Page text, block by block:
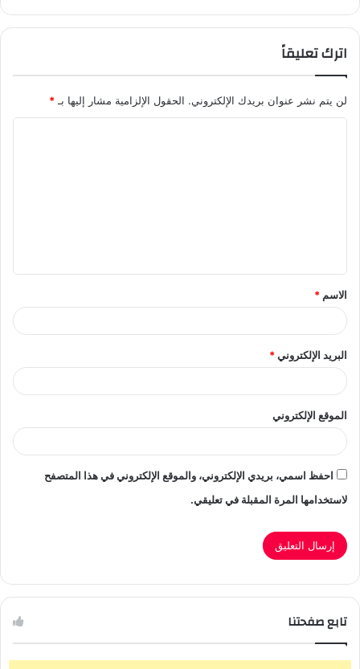
اترك تعليقاً
لن يتم نشر عنوان بريدك الإلكتروني. الحقول الإلزامية مشار إليها بـ*
ق
*
الاسم *
البريد الإلكتروني*
الموقع الإلكتروني
احفظ اسمي، بريدي الإلكتروني، والموقع الإلكتروني في هذا المتصفح
لاستخدامها المرة المقبلة في تعليقي.
تابع صفحتنا